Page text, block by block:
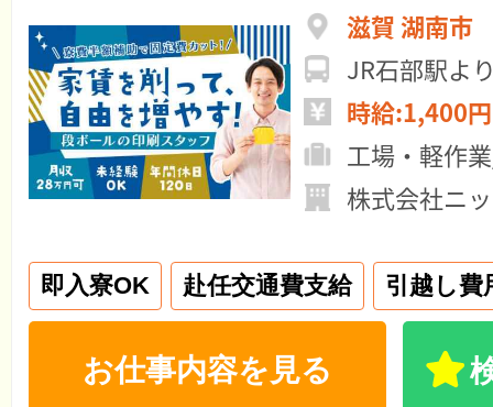
滋賀 湖南市
JR石部駅よ
時給:1,400
工場・軽作
株式会社ニ
即入寮OK 赴任交通費支給 引越し費
お仕事内容を見る